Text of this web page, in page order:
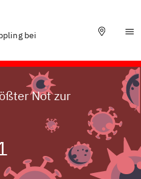
bei
Not zur